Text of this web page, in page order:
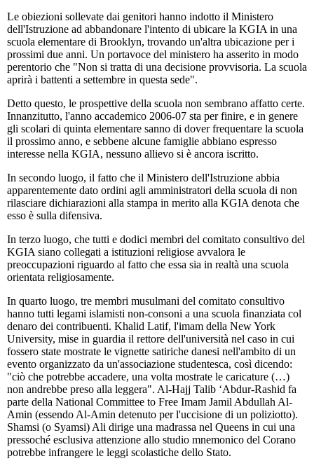
Le obiezioni sollevate dai genitori hanno indotto il Ministero
dell'Istruzione ad abbandonare l'intento di ubicare la KGIA in una
scuola elementare di Brooklyn, trovando un'altra ubicazione per i
prossimi due anni. Un portavoce del ministero ha asserito in modo
perentorio che "Non si tratta di una decisione provvisoria. La scuola
aprirà i battenti a settembre in questa sede".
Detto questo, le prospettive della scuola non sembrano affatto certe.
Innanzitutto, l'anno accademico 2006-07 sta per finire, e in genere
gli scolari di quinta elementare sanno di dover frequentare la scuola
il prossimo anno, e sebbene alcune famiglie abbiano espresso
interesse nella KGIA, nessuno allievo si è ancora iscritto.
In secondo luogo, il fatto che il Ministero dell'Istruzione abbia
apparentemente dato ordini agli amministratori della scuola di non
rilasciare dichiarazioni alla stampa in merito alla KGIA denota che
esso è sulla difensiva.
In terzo luogo, che tutti e dodici membri del comitato consultivo del
KGIA siano collegati a istituzioni religiose avvalora le
preoccupazioni riguardo al fatto che essa sia in realtà una scuola
orientata religiosamente.
In quarto luogo, tre membri musulmani del comitato consultivo
hanno tutti legami islamisti non-consoni a una scuola finanziata col
denaro dei contribuenti. Khalid Latif, l'imam della New York
University, mise in guardia il rettore dell'università nel caso in cui
fossero state mostrate le vignette satiriche danesi nell'ambito di un
evento organizzato da un'associazione studentesca, così dicendo:
"ciò che potrebbe accadere, una volta mostrate le caricature (…)
non andrebbe preso alla leggera". Al-Hajj Talib ‘Abdur-Rashid fa
parte della National Committee to Free Imam Jamil Abdullah Al-
Amin (essendo Al-Amin detenuto per l'uccisione di un poliziotto).
Shamsi (o Syamsi) Ali dirige una madrassa nel Queens in cui una
pressoché esclusiva attenzione allo studio mnemonico del Corano
potrebbe infrangere le leggi scolastiche dello Stato.